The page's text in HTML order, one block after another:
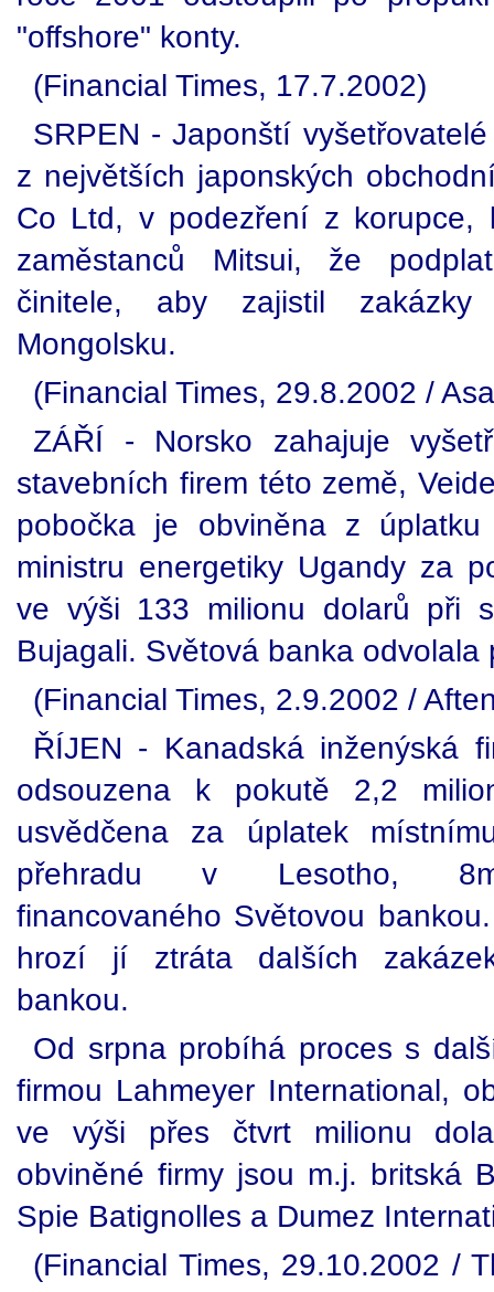
"offshore" konty.
(Financial Times, 17.7.2002)
SRPEN - Japonští
z největších japonských
Co Ltd, v podezření z korupce,
zaměstanců Mitsui, že
činitele, aby zajistil
Mongolsku.
(Financial Times, 29.8.2002 /
ZÁŘÍ - Norsko zahajuje
stavebních firem této země,
pobočka je obviněna z
ministru energetiky Ugandy za
ve výši 133 milionu dolarů při
Bujagali. Světová banka
(Financial Times, 2.9.2002 /
ŘÍJEN - Kanadská inženýská
odsouzena k pokutě 2,2
usvědčena za úplatek
přehradu v Lesotho, 8mi-
financovaného Světovou
hrozí jí ztráta dalších
bankou.
Od srpna probíhá proces s
firmou Lahmeyer International,
ve výši přes čtvrt milionu
obviněné firmy jsou m.j. britská
Spie Batignolles a Dumez
(Financial Times, 29.10.2002 /